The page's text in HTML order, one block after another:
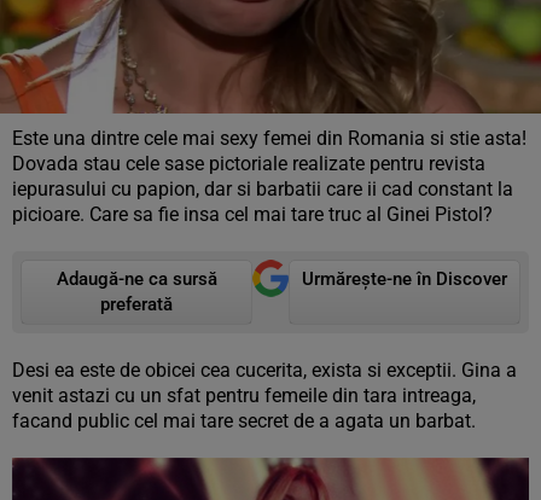
Este una dintre cele mai sexy femei din Romania si stie asta!
Dovada stau cele sase pictoriale realizate pentru revista
iepurasului cu papion, dar si barbatii care ii cad constant la
picioare. Care sa fie insa cel mai tare truc al Ginei Pistol?
Adaugă-ne ca sursă
preferată
Urmărește-ne în Discover
Desi ea este de obicei cea cucerita, exista si exceptii. Gina a
venit astazi cu un sfat pentru femeile din tara intreaga,
facand public cel mai tare secret de a agata un barbat.